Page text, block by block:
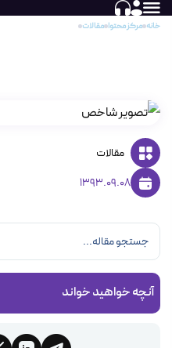
خانه مرکز محتوا مقالات
مقالات
1393.09.08
آنچه خواهید خواند